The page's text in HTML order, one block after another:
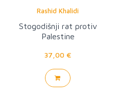
Rashid Khalidi
Stogodišnji rat protiv
Palestine
37,00 €